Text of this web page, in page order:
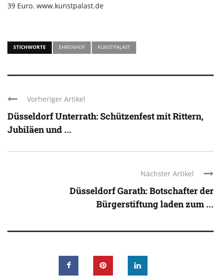
39 Euro. www.kunstpalast.de
STICHWORTE EHRENHOF KUNSTPALAST
Vorheriger Artikel
Düsseldorf Unterrath: Schützenfest mit Rittern,
Jubiläen und ...
Nächster Artikel
Düsseldorf Garath: Botschafter der
Bürgerstiftung laden zum ...